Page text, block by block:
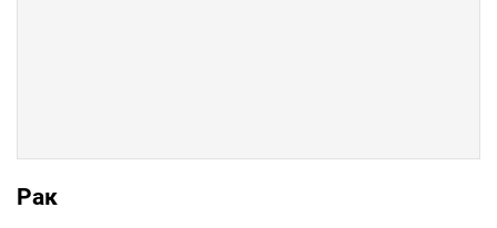
Рак